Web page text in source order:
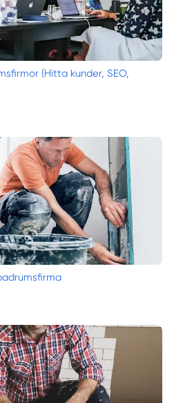
(Hitta kunder, SEO,